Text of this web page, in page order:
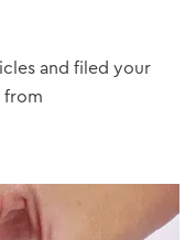
and filed your
from